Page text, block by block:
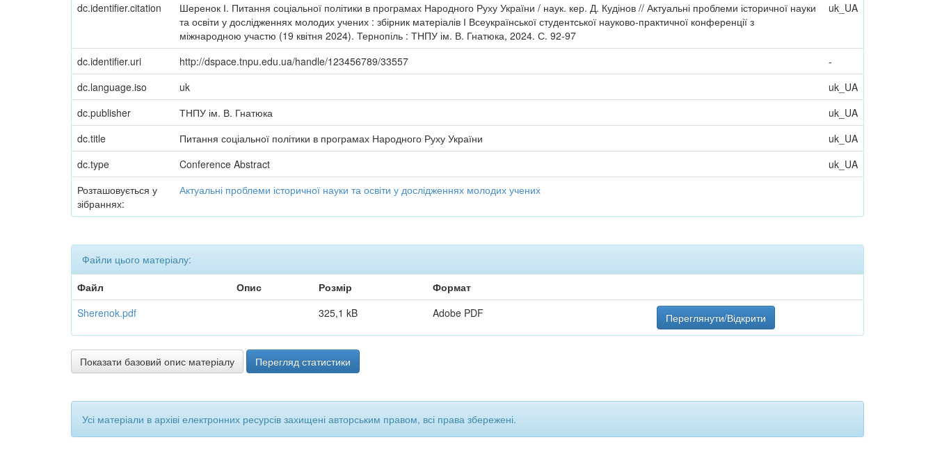
dc.identifier.citation
Шеренок І. Питання соціальної політики в програмах Народного Руху України / наук. кер. Д. Кудінов // Актуальні проблеми історичної науки
та освіти у дослідженнях молодих учених : збірник матеріалів І Всеукраїнської студентської науково-практичної конференції з
міжнародною участю (19 квітня 2024). Тернопіль : ТНПУ ім. В. Гнатюка, 2024. С. 92-97
uk_UA
dc.identifier.uri http://dspace.tnpu.edu.ua/handle/123456789/33557
-
dc.language.iso
uk
uk_UA
dc.publisher
ТНПУ ім. В. Гнатюка
uk_UA
dc.title
Питання соціальної політики в програмах Народного Руху України
uk_UA
dc.type
Conference Abstract
uk_UA
Розташовується у
зібраннях:
Актуальні проблеми історичної науки та освіти у дослідженнях молодих учених
Файли цього матеріалу:
Файл
Опис Розмір
Формат
Sherenok.pdf
325,1 kB Adobe PDF Переглянути/Відкрити
Показати базовий опис матеріалу Перегляд статистики
Усі матеріали в архіві електронних ресурсів захищені авторським правом, всі права збережені.